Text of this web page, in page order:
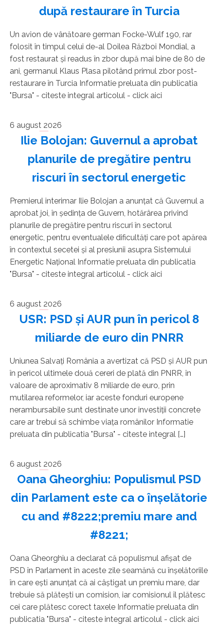
după restaurare în Turcia
Un avion de vânătoare german Focke-Wulf 190, rar
folosit în timpul celui de-al Doilea Război Mondial, a
fost restaurat şi readus în zbor după mai bine de 80 de
ani, germanul Klaus Plasa pilotând primul zbor post-
restaurare în Turcia Informatie preluata din publicatia
"Bursa" - citeste integral articolul - click aici
6 august 2026
Ilie Bolojan: Guvernul a aprobat
planurile de pregătire pentru
riscuri în sectorul energetic
Premierul interimar Ilie Bolojan a anunţat că Guvernul a
aprobat joi, în şedinţa de Guvern, hotărârea privind
planurile de pregătire pentru riscuri în sectorul
energetic, pentru eventualele dificultăţi care pot apărea
în contextul secetei şi al presiunii asupra Sistemului
Energetic Naţional Informatie preluata din publicatia
"Bursa" - citeste integral articolul - click aici
6 august 2026
USR: PSD şi AUR pun în pericol 8
miliarde de euro din PNRR
Uniunea Salvaţi România a avertizat că PSD şi AUR pun
în pericol ultimele două cereri de plată din PNRR, în
valoare de aproximativ 8 miliarde de euro, prin
mutilarea reformelor, iar aceste fonduri europene
nerambursabile sunt destinate unor investiţii concrete
care ar trebui să schimbe viaţa românilor Informatie
preluata din publicatia "Bursa" - citeste integral […]
6 august 2026
Oana Gheorghiu: Populismul PSD
din Parlament este ca o înşelătorie
cu and #8222;premiu mare and
#8221;
Oana Gheorghiu a declarat că populismul afişat de
PSD în Parlament în aceste zile seamănă cu înşelătoriile
în care eşti anunţat că ai câştigat un premiu mare, dar
trebuie să plăteşti un comision, iar comisionul îl plătesc
cei care plătesc corect taxele Informatie preluata din
publicatia "Bursa" - citeste integral articolul - click aici